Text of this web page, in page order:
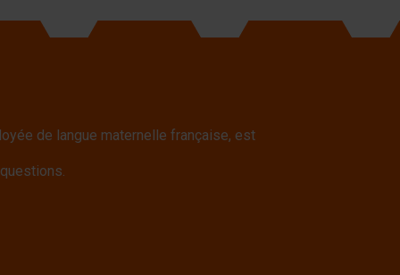
de langue maternelle française, est